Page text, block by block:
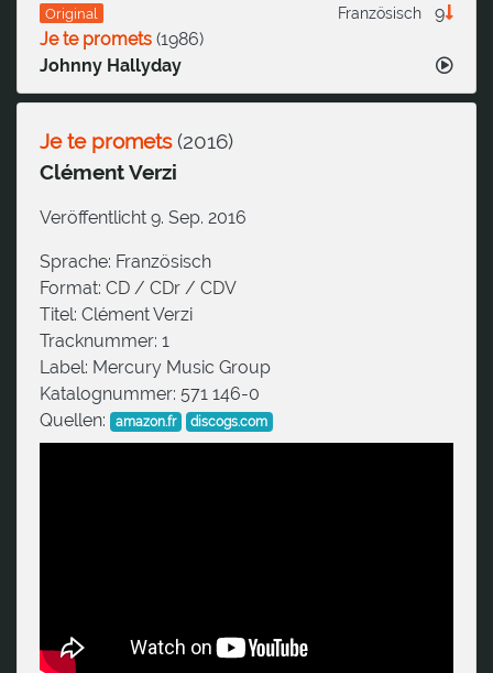
Original 9
Französisch
Je te promets (1986)
Johnny Hallyday
Je te promets(2016)
Clément Verzi
Veröffentlicht 9. Sep. 2016
Sprache: Französisch
Format: CD / CDr / CDV
Titel: Clément Verzi
Tracknummer: 1
Label: Mercury Music Group
Katalognummer: 571 146-0
Quellen:
amazon.fr discogs.com